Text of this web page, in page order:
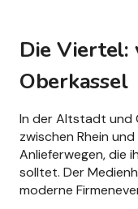
Die Viertel:
Oberkassel
In der Altstadt und
zwischen Rhein
Anlieferwegen, die
solltet. Der
moderne